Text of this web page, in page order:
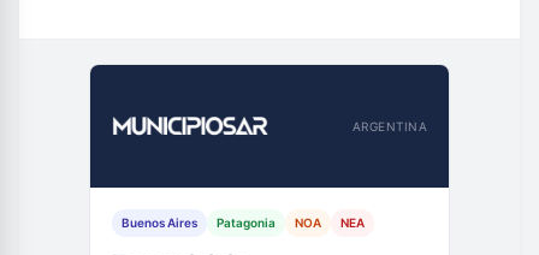
ARGENTINA
Buenos Aires Patagonia NOA NEA